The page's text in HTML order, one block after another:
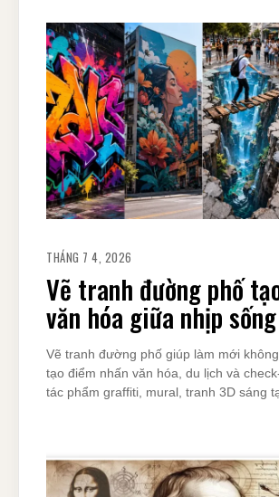
THÁNG 7 4, 2026
Vẽ tranh đường phố
văn hóa giữa nhịp
Vẽ tranh đường phố giúp làm mới
tạo điểm nhấn văn hóa, du lịch và
tác phẩm graffiti, mural, tranh 3D sáng